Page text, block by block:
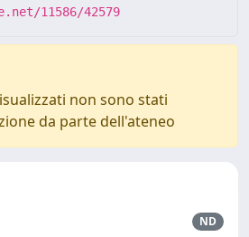
11586/42579
non sono stati
da parte dell'ateneo
ND